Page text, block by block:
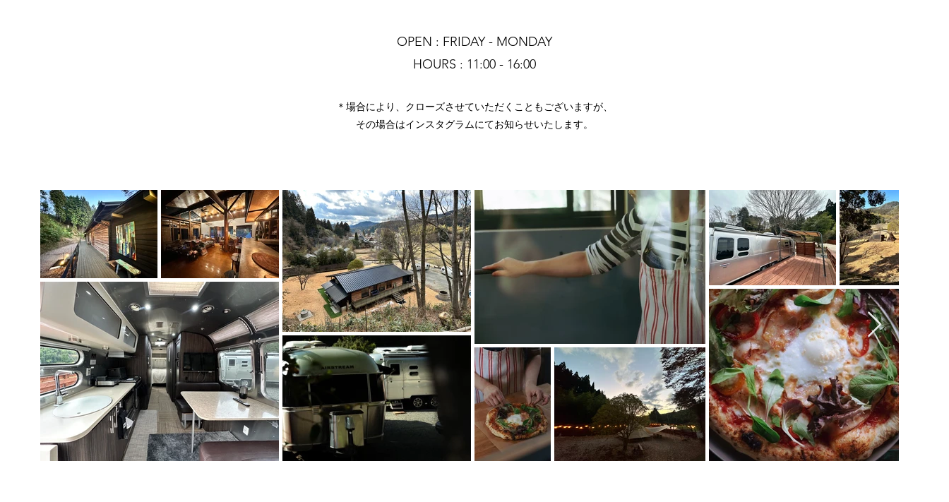
OPEN : FRIDAY - MONDAY
HOURS : 11:00 - 16:00
＊場合により、クローズさせていただくこともございますが、
その場合はインスタグラムにてお知らせいたします。